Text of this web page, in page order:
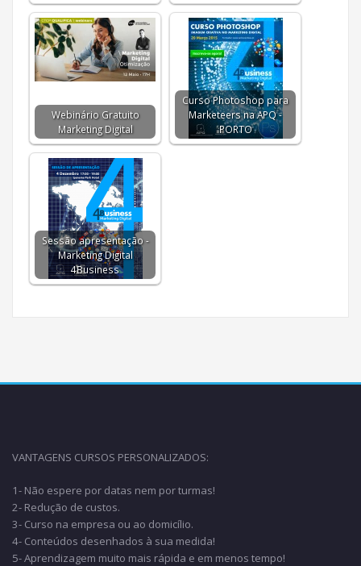
Webinário Gratuito
Marketing Digital
Curso Photoshop para
Marketeers na APQ -
PORTO
Sessão apresentação -
Marketing Digital
4Business
VANTAGENS CURSOS PERSONALIZADOS:
1- Não espere por datas nem por turmas!
2- Redução de custos.
3- Curso na empresa ou ao domicílio.
4- Conteúdos desenhados à sua medida!
5- Aprendizagem muito mais rápida e em menos tempo!